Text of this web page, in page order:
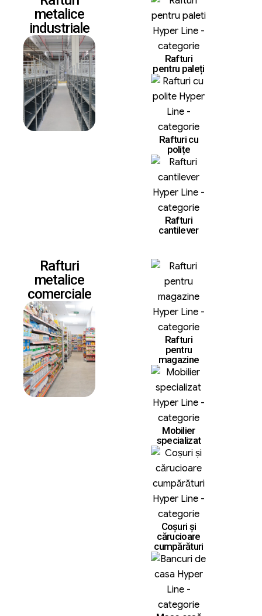
metalice
industriale
Rafturi
pentru paleți
Rafturi cu
polițe
Rafturi
cantilever
Rafturi
metalice
comerciale
Rafturi
pentru
magazine
Mobilier
specializat
Coșuri și
cărucioare
cumpărături